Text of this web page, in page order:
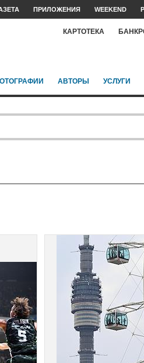
ПРИЛОЖЕНИЯ WEEKEND
КАРТОТЕКА
АВТОРЫ УСЛУГИ